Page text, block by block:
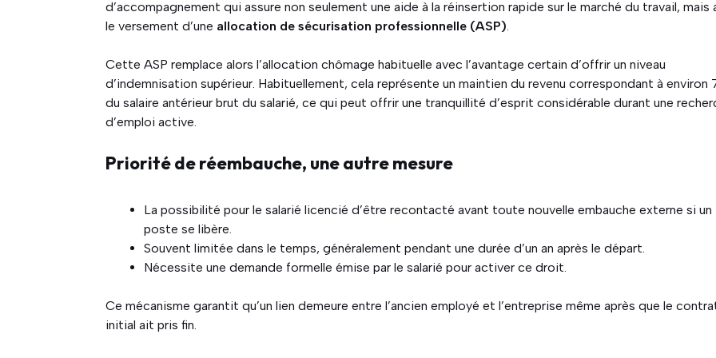
d’accompagnement qui assure non seulement une aide à la réinsertion rapide sur le marché du travail, mais
le versement d’une allocation de sécurisation professionnelle (ASP)
Cette ASP remplace alors l’allocation chômage habituelle avec l’avantage certain d’offrir un niveau
d’indemnisation supérieur. Habituellement, cela représente un maintien du revenu correspondant à environ
du salaire antérieur brut du salarié, ce qui peut offrir une tranquillité d’esprit considérable durant une
d’emploi active.
Priorité de réembauche, une autre mesure
La possibilité pour le salarié licencié d’être recontacté avant toute nouvelle embauche externe si un
poste se libère.
Souvent limitée dans le temps, généralement pendant une durée d’un an après le départ.
Nécessite une demande formelle émise par le salarié pour activer ce droit.
Ce mécanisme garantit qu’un lien demeure entre l’ancien employé et l’entreprise même après que le
initial ait pris fin.